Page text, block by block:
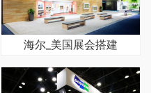
海尔_美国展会搭建